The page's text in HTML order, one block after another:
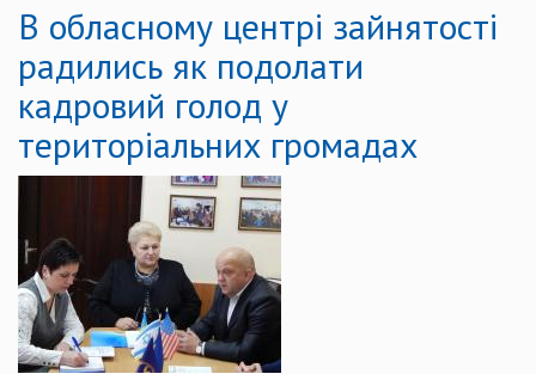
В обласному центрі зайнятості
радились як подолати
кадровий голод у
територіальних громадах